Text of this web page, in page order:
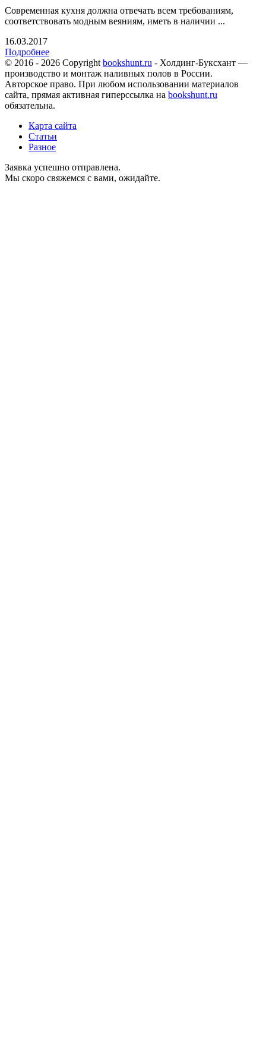
Современная кухня должна отвечать всем требованиям,
соответствовать модным веяниям, иметь в наличии ...
16.03.2017
Подробнее
© 2016 - 2026 Copyright bookshunt.ru - Холдинг-Буксхант —
производство и монтаж наливных полов в России.
Авторское право. При любом использовании материалов
сайта, прямая активная гиперссылка на bookshunt.ru
обязательна.
Карта сайта
Статьи
Разное
Заявка успешно отправлена.
Мы скоро свяжемся с вами, ожидайте.